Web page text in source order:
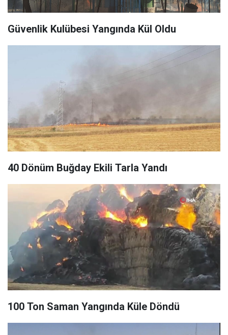
Güvenlik Kulübesi Yangında Kül Oldu
40 Dönüm Buğday Ekili Tarla Yandı
100 Ton Saman Yangında Küle Döndü